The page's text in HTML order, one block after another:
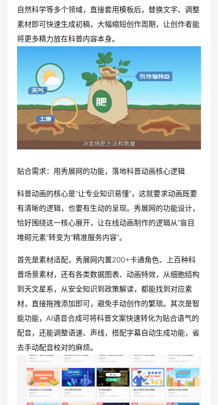
自然科学等多个领域，直接套用模板后，替换文字、调整
素材即可快速生成初稿，大幅缩短创作周期，让创作者能
将更多精力放在科普内容本身。
贴合需求：用秀展网的功能，落地科普动画核心逻辑
科普动画的核心是“让专业知识易懂”，这就要求动画既要
有清晰的逻辑，也要有生动的呈现。秀展网的功能设计，
恰好围绕这一核心展开，让在线动画制作的逻辑从“盲目
堆砌元素”转变为“精准服务内容”。
首先是素材适配，秀展网内置200+卡通角色、上百种科
普场景素材，还有各类数据图表、动画特效，从细胞结构
到天文星系，从安全知识到政策解读，都能找到对应素
材，直接拖拽添加即可，避免手动创作的繁琐。其次是智
能功能，AI语音合成可将科普文案快速转化为贴合语气的
配音，还能调整语速、声线，搭配字幕自动生成功能，省
去手动配音校对的麻烦。